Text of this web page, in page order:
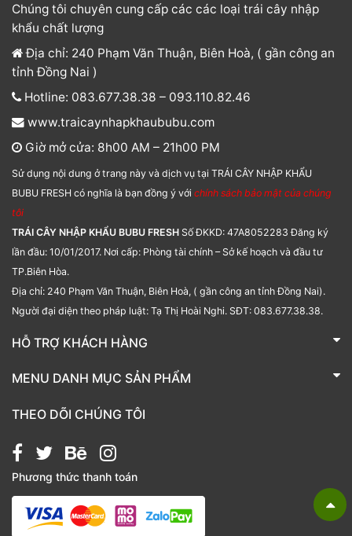
Chúng tôi chuyên cung cấp các các loại trái cây nhập
khẩu chất lượng
Địa chỉ: 240 Phạm Văn Thuận, Biên Hoà, ( gần công an
tỉnh Đồng Nai )
Hotline: 083.677.38.38 – 093.110.82.46
www.traicaynhapkhaububu.com
Giờ mở cửa: 8h00 AM – 21h00 PM
Sử dụng nội dung ở trang này và dịch vụ tại TRÁI CÂY NHẬP KHẨU
BUBU FRESH có nghĩa là bạn đồng ý với chính sách bảo mật của chúng
tôi
TRÁI CÂY NHẬP KHẨU BUBU FRESH Số ĐKKD: 47A8052283 Đăng ký
lần đầu: 10/01/2017. Nơi cấp: Phòng tài chính – Sở kế hoạch và đầu tư
TP.Biên Hòa.
Địa chỉ: 240 Phạm Văn Thuận, Biên Hoà, ( gần công an tỉnh Đồng Nai).
Người đại diện theo pháp luật: Tạ Thị Hoài Nghi. SĐT: 083.677.38.38.
HỖ TRỢ KHÁCH HÀNG
TRÁI CÂY NHẬP KHẨU BUBU FRESH
MENU DANH MỤC SẢN PHẨM
Bánh kẹo
Giỏ quà tặng
Hạt chia
Hạt dẻ cười
Hạt hạnh nhân
THEO DÕI CHÚNG TÔI
Phương thức thanh toán